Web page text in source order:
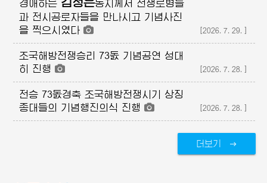
경애하는 김정은동지께서
전쟁로병들
과 전시공로자들을 만나시고 기념사진
을 찍으시였다
[2026.7.29.]
조국해방전쟁승리 73돐 기념공연 성대
히 진행
[2026.7.28.]
전승 73돐경축 조국해방전쟁시기 상징
종대들의 기념행진의식 진행
[2026.7.28.]
더보기